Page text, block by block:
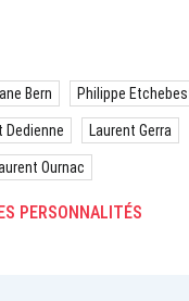
Bern Philippe
Dedienne Laurent Gerra
Ournac
PERSONNALITÉS